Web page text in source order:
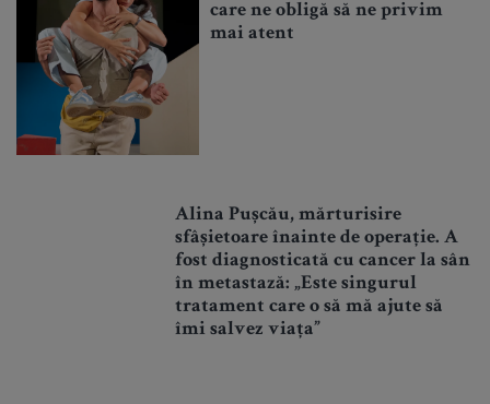
care ne obligă să ne privim
mai atent
Alina Pușcău, mărturisire
sfâșietoare înainte de operație. A
fost diagnosticată cu cancer la sân
în metastază: „Este singurul
tratament care o să mă ajute să
îmi salvez viața”